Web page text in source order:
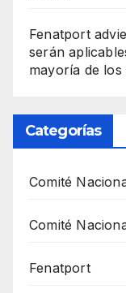
Fenatport
serán
mayoría de los
Categorías
Comité
Comité
Fenatport